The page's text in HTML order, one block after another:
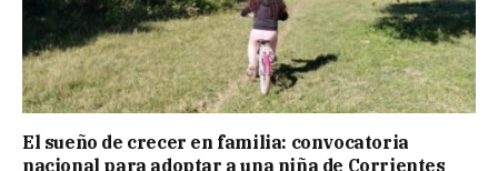
El sueño de crecer en familia: convocatoria
nacional para adoptar a una niña de Corrientes